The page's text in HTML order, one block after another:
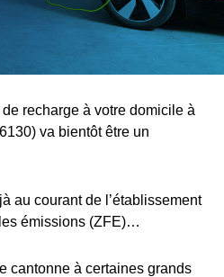
de recharge à votre domicile à
va bientôt être un
au courant de l’établissement
émissions (ZFE)…
cantonne à certaines grands